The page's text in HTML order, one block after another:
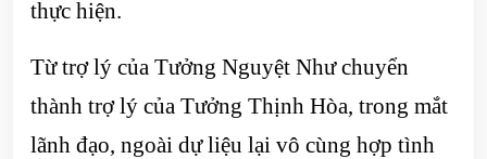
thực hiện.
Từ trợ lý của Tưởng Nguyệt Như chuyển
thành trợ lý của Tưởng Thịnh Hòa, trong mắt
lãnh đạo, ngoài dự liệu lại vô cùng hợp tình